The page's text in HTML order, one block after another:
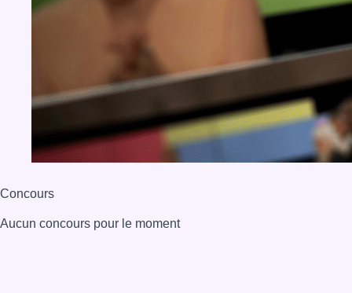
Concours
Aucun concours pour le moment